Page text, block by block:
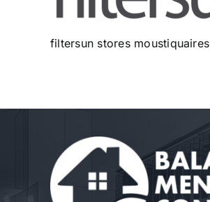
filtersun stores moustiquaires